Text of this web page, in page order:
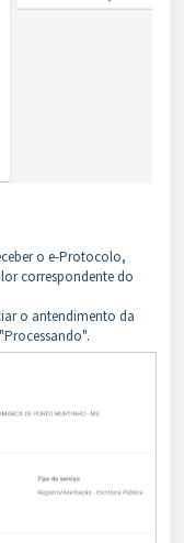
o e-Protocolo,
correspondente do
o antendimento da